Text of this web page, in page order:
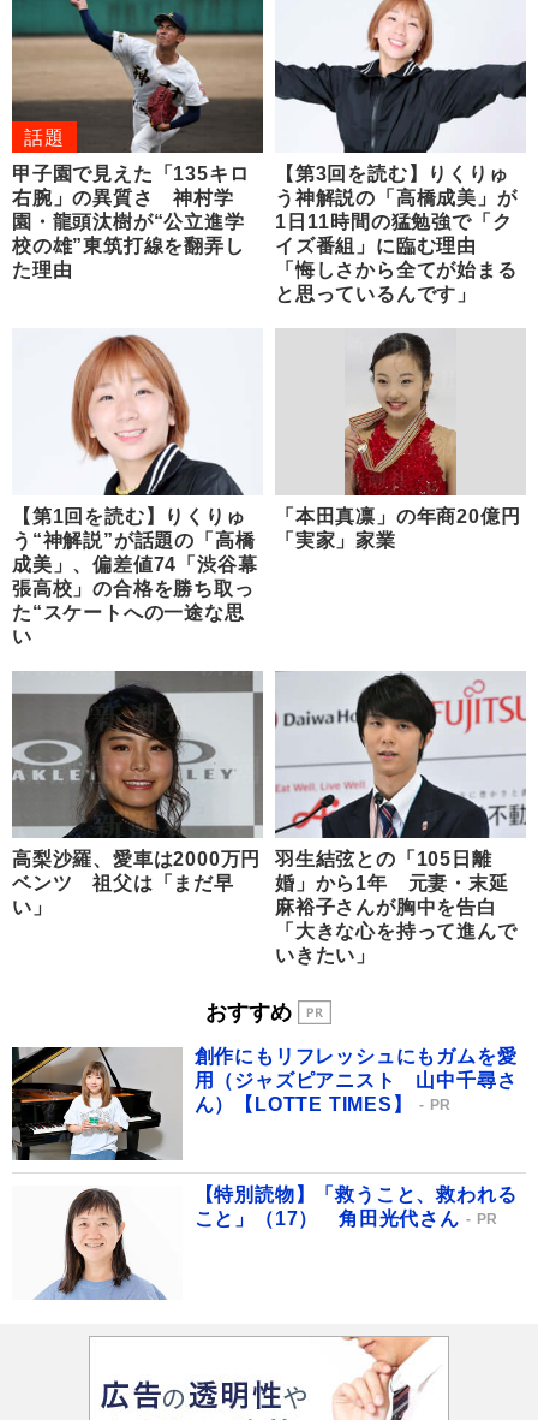
話題
甲子園で見えた「135キロ
右腕」の異質さ 神村学
園・龍頭汰樹が“公立進学
校の雄”東筑打線を翻弄し
た理由
【第3回を読む】りくりゅ
う神解説の「高橋成美」が
1日11時間の猛勉強で「ク
イズ番組」に臨む理由
「悔しさから全てが始まる
と思っているんです」
【第1回を読む】りくりゅ
う“神解説”が話題の「高橋
成美」、偏差値74「渋谷幕
張高校」の合格を勝ち取っ
た“スケートへの一途な思
い
「本田真凛」の年商20億円
「実家」家業
高梨沙羅、愛車は2000万円
ベンツ 祖父は「まだ早
い」
羽生結弦との「105日離
婚」から1年 元妻・末延
麻裕子さんが胸中を告白
「大きな心を持って進んで
いきたい」
おすすめ
創作にもリフレッシュにもガムを愛
用（ジャズピアニスト 山中千尋さ
ん）【LOTTE TIMES】
PR
【特別読物】「救うこと、救われる
こと」（17） 角田光代さん
PR